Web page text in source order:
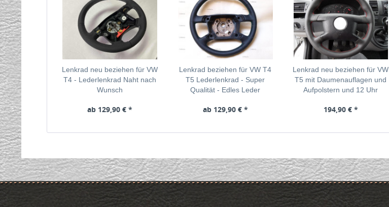
Lenkrad neu beziehen für VW
T4 - Lederlenkrad Naht nach
Wunsch
ab 129,90 € *
Lenkrad beziehen für VW T4
T5 Lederlenkrad - Super
Qualität - Edles Leder
ab 129,90 € *
Lenkrad neu beziehen für VW
T5 mit Daumenauflagen und
Aufpolstern und 12 Uhr
194,90 € *